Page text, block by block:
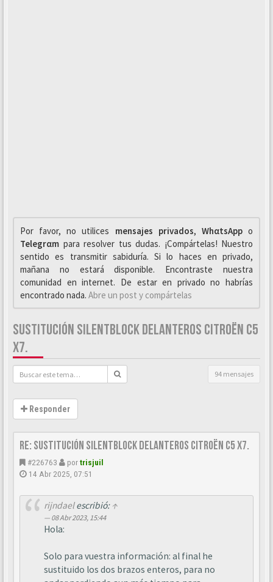
Por favor, no utilices mensajes privados, WhαtsAppo
Telegrαm para resolver tus dudas. ¡Compártelas! Nuestro
sentido es transmitir sabiduría. Si lo haces en privado,
mañana no estará disponible. Encontraste nuestra
comunidad en internet. De estar en privado no habrías
encontrado nada. Abre un post y compártelas
SUSTITUCIÓN SILENTBLOCK DELANTEROS CITROËN C5
X7.
94 mensajes
Responder
Re: Sustitución SILENTBLOCK delanteros Citroën C5 X7.
#226763 portrisjuil
14 Abr 2025, 07:51
rijndaelescribió: ↑
08 Abr 2023, 15:44
Hola:
Solo para vuestra información: al final he
sustituido los dos brazos enteros, para no